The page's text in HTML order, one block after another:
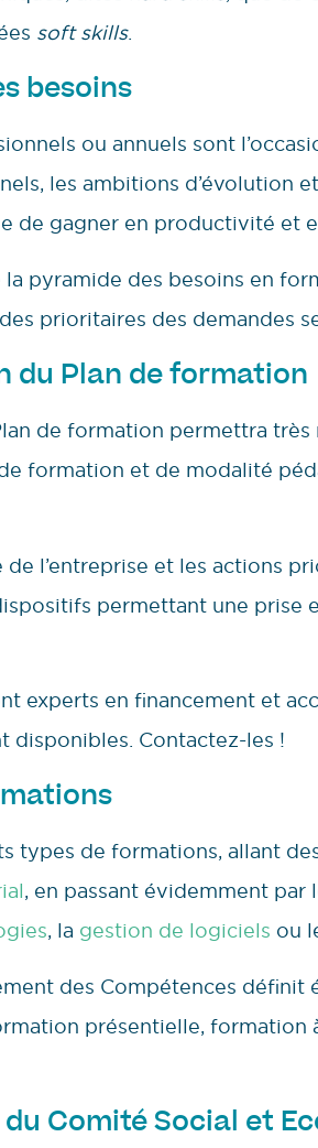
soft skills.
besoins
ou annuels sont
les ambitions d’évolution
de gagner en productivité et
la pyramide des besoins en
prioritaires des demandes
du Plan de formation
de formation permettra
formation et de modalité
l’entreprise et les actions
permettant une prise
experts en financement et
disponibles. Contactez-les !
types de formations, allant
, en passant évidemment
, la gestion de logiciels ou
des Compétences définit
présentielle, formation
Comité Social et